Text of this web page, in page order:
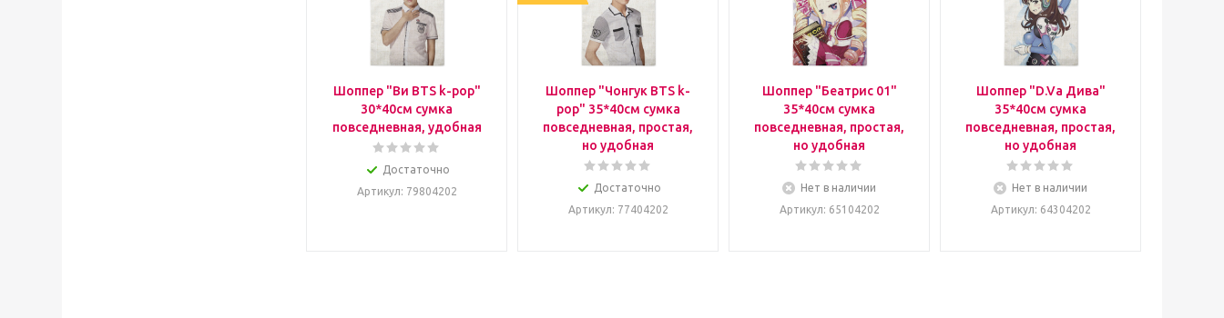
Шоппер "Ви BTS k-pop"
30*40см сумка
повседневная, удобная
Достаточно
Артикул: 79804202
Шоппер "Чонгук BTS k-
pop" 35*40см сумка
повседневная, простая,
но удобная
Достаточно
Артикул: 77404202
Шоппер "Беатрис 01"
35*40см сумка
повседневная, простая,
но удобная
Нет в наличии
Артикул: 65104202
Шоппер "D.Va Дива"
35*40см сумка
повседневная, простая,
но удобная
Нет в наличии
Артикул: 64304202